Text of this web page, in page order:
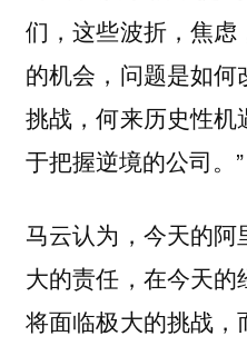
们，这些波折，焦
的机会，问题是如
挑战，何来历史性
于把握逆境的公司。”
马云认为，今天的
大的责任，在今天
将面临极大的挑战